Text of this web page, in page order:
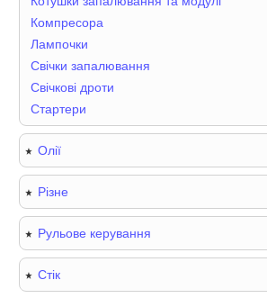
Компресора
Лампочки
Свічки запалювання
Свічкові дроти
Стартери
Олії
Різне
Рульове керування
Стік